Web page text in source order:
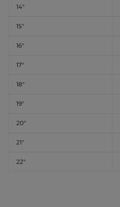
14″
15″
16″
17″
18″
19″
20″
21″
22″